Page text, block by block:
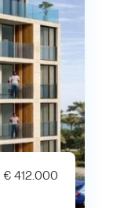
€ 412.000